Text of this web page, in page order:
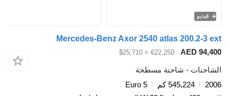
فيديو
Mercedes-Benz Axor 2540 atlas 200.2-3 ext
AED 94,400
€22,250
≈ $25,710
الشاحنات - شاحنة مسطحة
2006
545,224 كم
Euro 5